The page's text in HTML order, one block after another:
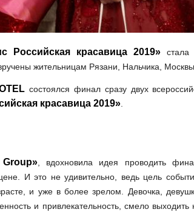
Российская красавица 2019» стала
жительницам Рязани, Нальчика,
состоялся финал сразу двух
красавица 2019»
, вдохновила идея проводить
И это не удивительно, ведь цель
и уже в более зрелом. Девочка,
и привлекательность, смело